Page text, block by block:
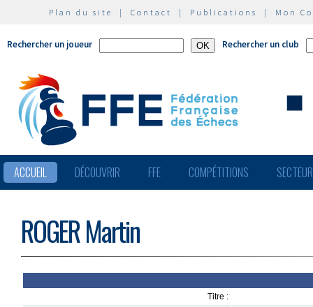
Plan du site | Contact | Publications | Mon
Rechercher un joueur Rechercher un club
ACCUEIL DÉCOUVRIR FFE COMPÉTITIONS
ROGER Martin
Titre :